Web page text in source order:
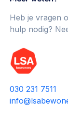
Heb je vragen
hulp nodig?
030 231 7511